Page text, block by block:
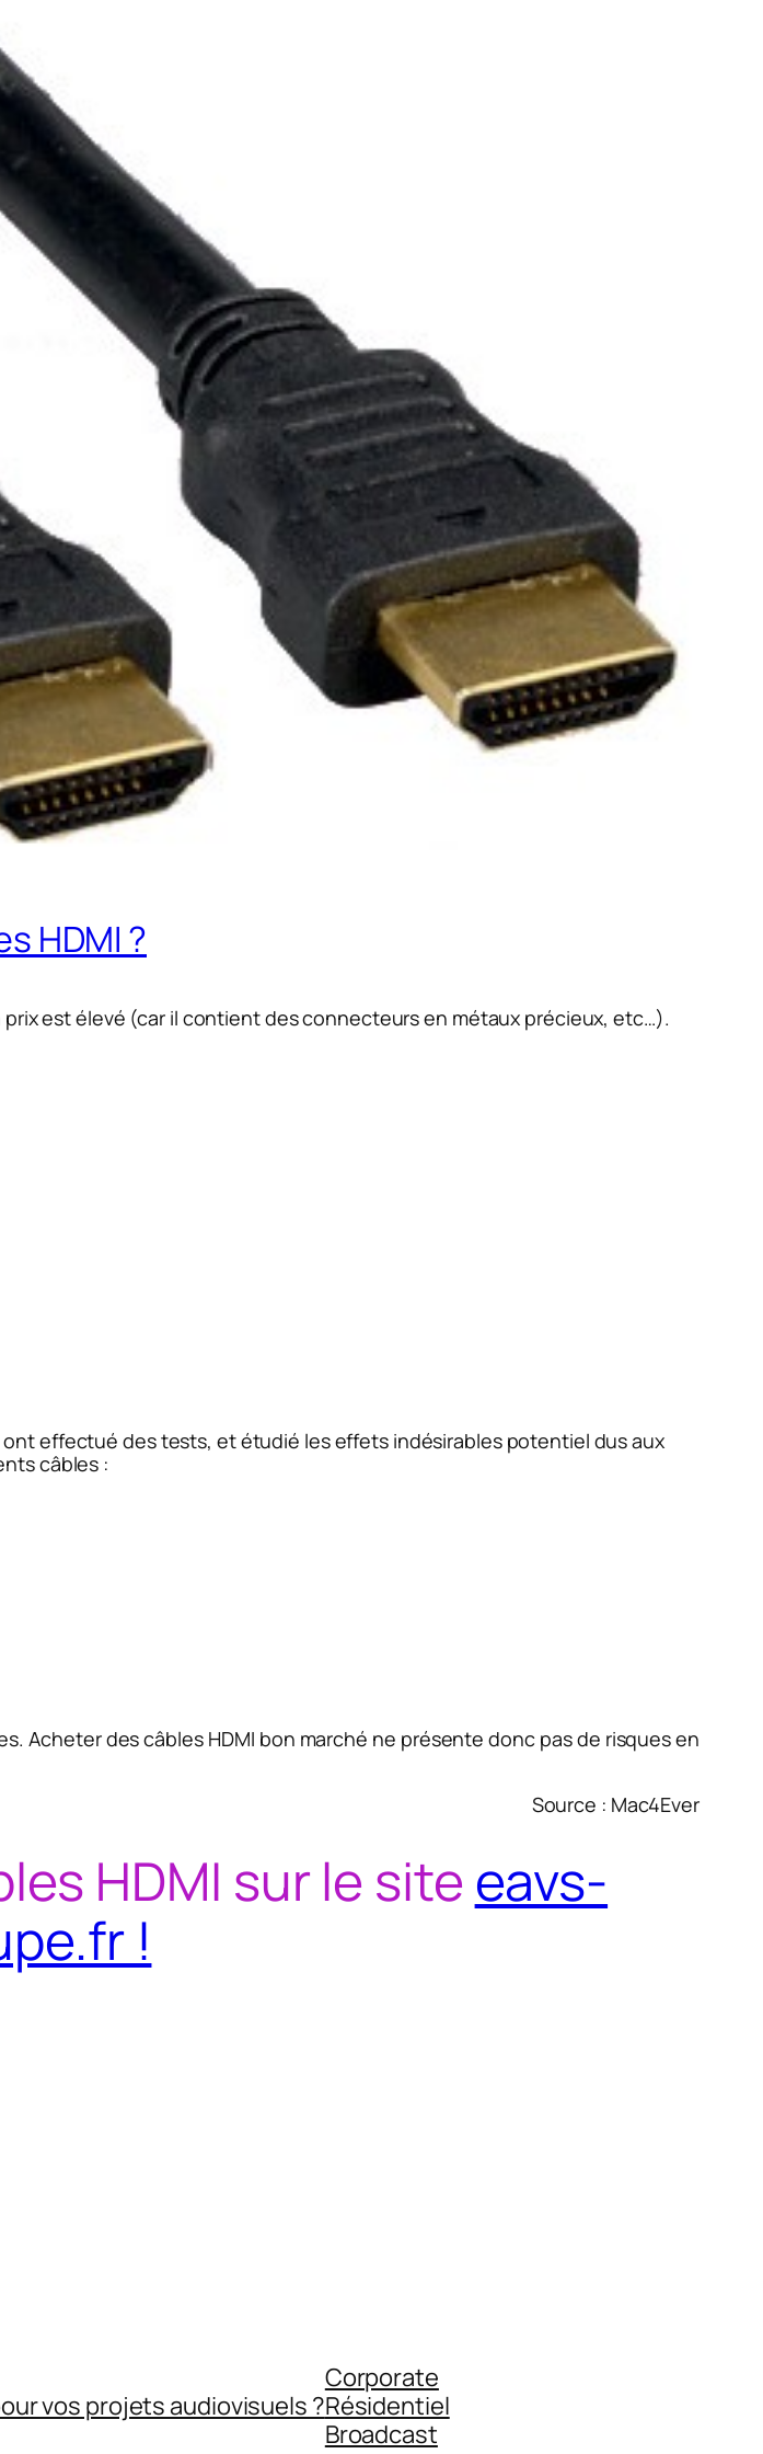
HDMI ?
est élevé (car il contient des connecteurs en métaux précieux, etc…).
effectué des tests, et étudié les effets indésirables potentiel dus aux
câbles :
Acheter des câbles HDMI bon marché ne présente donc pas de risques en
Source : Mac4Ever
HDMI sur le site eavs-
!
vos projets audiovisuels ?
Corporate
Résidentiel
Broadcast